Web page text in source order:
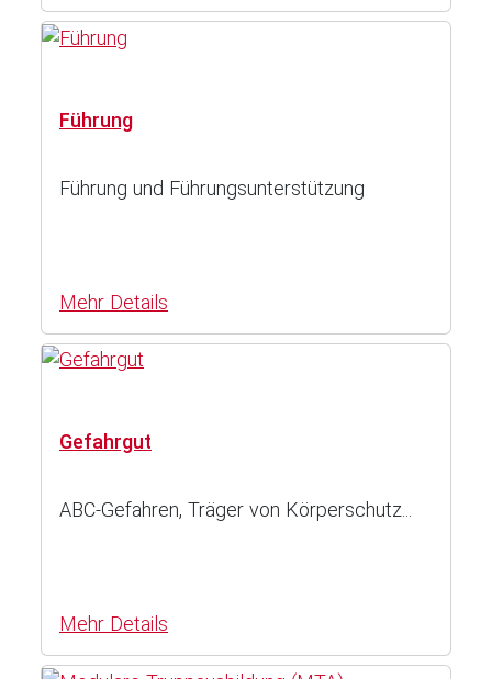
Führung
Führung und Führungsunterstützung
Mehr Details
Gefahrgut
ABC-Gefahren, Träger von Körperschutz...
Mehr Details